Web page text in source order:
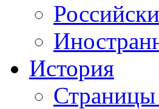
История
Страницы